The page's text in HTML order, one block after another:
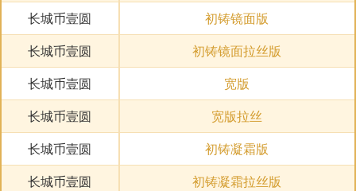
长城币壹圆
初铸镜面版
长城币壹圆
初铸镜面拉丝版
长城币壹圆
宽版
长城币壹圆
宽版拉丝
长城币壹圆
初铸凝霜版
长城币壹圆
初铸凝霜拉丝版